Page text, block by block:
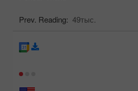
Prev. Reading: 49тыс.